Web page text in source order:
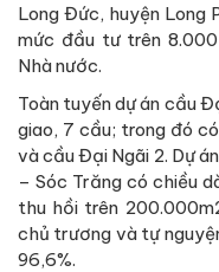
Long Đức, huyện Long
mức đầu tư trên
Nhà nước.
Toàn tuyến dự án cầu
giao, 7 cầu; trong đó
và cầu Đại Ngãi 2. Dự
– Sóc Trăng có chiều
thu hồi trên
chủ trương và tự
96,6%.